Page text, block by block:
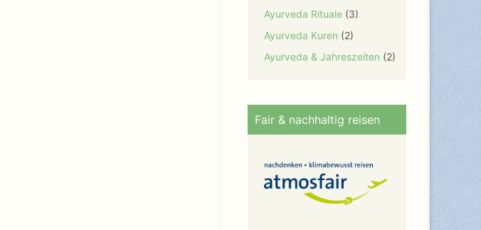
Ayurveda Rituale(3)
Ayurveda Kuren (2)
Ayurveda & Jahreszeiten (2)
Fair & nachhaltig reisen